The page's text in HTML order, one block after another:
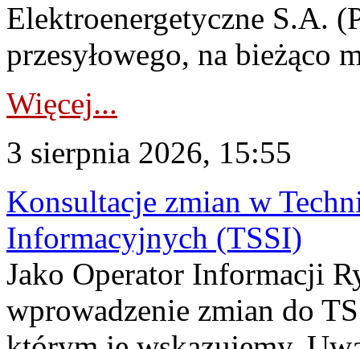
Elektroenergetyczne S.A.
przesyłowego, na bieżąco
Więcej...
3 sierpnia 2026, 15:55
Konsultacje zmian w
Informacyjnych (TSSI)
Jako Operator Informacji
wprowadzenie zmian do